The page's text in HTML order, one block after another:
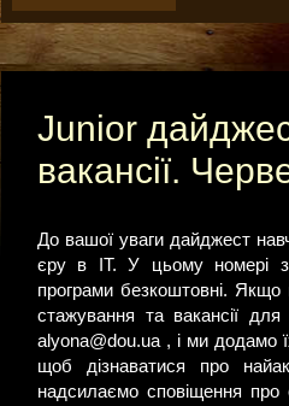
Junior
вакансії.
До вашої уваги дайджест
єру в ІТ. У цьому номері
програми безкоштовні. Якщо
стажування та вакансії
alyona@dou.ua , і ми додамо
щоб дізнаватися про
надсилаємо сповіщення про